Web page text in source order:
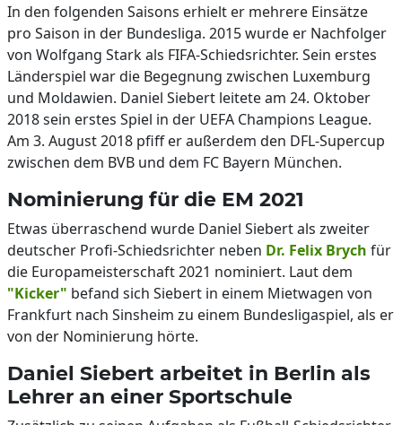
In den folgenden Saisons erhielt er mehrere Einsätze
pro Saison in der Bundesliga. 2015 wurde er Nachfolger
von Wolfgang Stark als FIFA-Schiedsrichter. Sein erstes
Länderspiel war die Begegnung zwischen Luxemburg
und Moldawien. Daniel Siebert leitete am 24. Oktober
2018 sein erstes Spiel in der UEFA Champions League.
Am 3. August 2018 pfiff er außerdem den DFL-Supercup
zwischen dem BVB und dem FC Bayern München.
Nominierung für die EM 2021
Etwas überraschend wurde Daniel Siebert als zweiter
deutscher Profi-Schiedsrichter neben Dr. Felix Brych für
die Europameisterschaft 2021 nominiert. Laut dem
"Kicker" befand sich Siebert in einem Mietwagen von
Frankfurt nach Sinsheim zu einem Bundesligaspiel, als er
von der Nominierung hörte.
Daniel Siebert arbeitet in Berlin als
Lehrer an einer Sportschule